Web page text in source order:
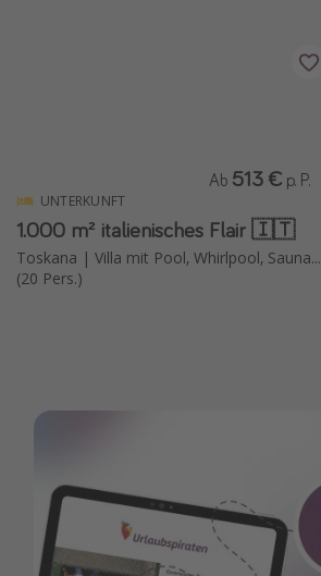
UNTERKUNFT
1.000 m² italienisches Flair 🇮🇹
Toskana | Villa mit Pool, Whirlpool, Sauna...
(20 Pers.)
Ab 513 € p. P.